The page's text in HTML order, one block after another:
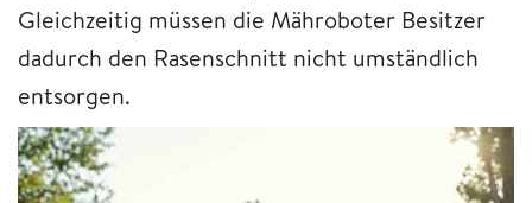
Gleichzeitig müssen die Mähroboter Besitzer
dadurch den Rasenschnitt nicht umständlich
entsorgen.